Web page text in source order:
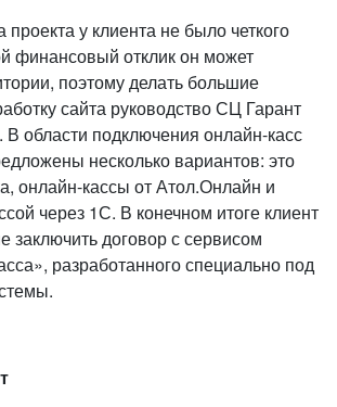
проекта у клиента не было четкого
финансовый отклик он может
поэтому делать большие
сайта руководство СЦ Гарант
области подключения онлайн-касс
несколько вариантов: это
онлайн-кассы от Атол.Онлайн и
через 1С. В конечном итоге клиент
заключить договор с сервисом
разработанного специально под